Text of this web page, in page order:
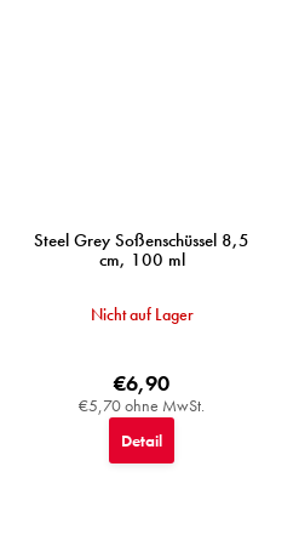
Steel Grey Soßenschüssel 8,5
cm, 100 ml
Nicht auf Lager
€5,70 ohne MwSt.
€6,90
Detail